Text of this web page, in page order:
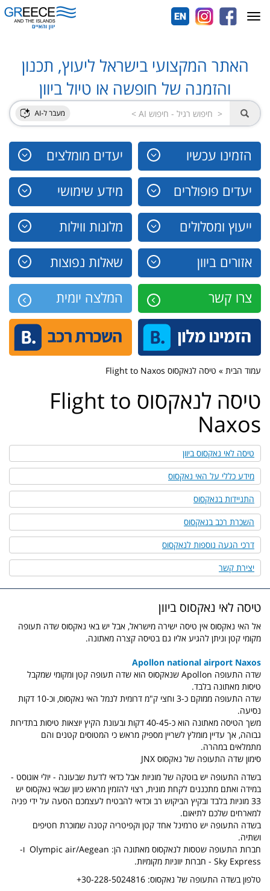
האתר המקצועי בישראל ליעוץ, תכנון
והזמנה של חופשה או טיול ביוון
הזמינו עכשיו יעדים מומלצים
יעדים פופולרים מידע שימושי
ייעוץ ומסלולים מלונות ווילות
אזורים ביוון שאלות נפוצות
צרו קשר המלצה יומית
Toggle
navigation
עמוד הבית » טיסה לנאקסוס Flight to Naxos
טיסה לנאקסוס Flight to
Naxos
טיסה לאי נאקסוס ביוון
מידע כללי על האי נאקסוס
התניידות בנאקסוס
השכרת רכב בנאקסוס
דרכי הגעה נוספות לנאקסוס
יצירת קשר
טיסה לאי נאקסוס ביוון
אל האי נאקסוס אין טיסה ישירה מישראל, אבל יש באי נאקסוס שדה תעופה
מקומי קטן וניתן להגיע אליו גם בטיסה קצרה מאתונה.
Apollon national airport Naxos
שדה התעופה Apollon שנאקסוס הוא שדה תעופה קטן ומקומי שמקבל
טיסות מאתונה בלבד.
שדה התעופה ממוקם כ-3 וחצי ק"מ דרומית לנמל האי נאקסוס, וכ-10 דקות
נסיעה.
משך הטיסה מאתונה הוא כ-40-45 דקות ובעונת הקיץ יוצאות טיסות בתדירות
גבוהה, אך עדיין מומלץ לשריין מספיק מראש כי המטוסים קטנים והם
מתמלאים במהרה.
סימון שדה התעופה של נאקסוס JNX
בשדה התעופה יש בוטקה של מוניות אבל כדאי לדעת שבעונה - יולי אוגוסט -
במידה ואתם מתכננים לקחת מונית, רצוי להזמין מראש כיוון שבאי נאקסוס יש
33 מוניות בלבד ובקיץ הביקוש רב וכדאי להבטיח לעצמכם הסעה על ידי פניה
למארחים שלכם לתיאום.
בשדה התעופה יש טרמינל אחד קטן וקפיטריה קטנה שמוכרת חטיפים
ושתיה.
חברות התעופה שטסות לנאקסוס מאתונה הן: Olympic air/Aegean ו-
Sky Express - חברות יווניות מקומיות.
טלפון בשדה התעופה של נאקסוס: 30-228-5024816+